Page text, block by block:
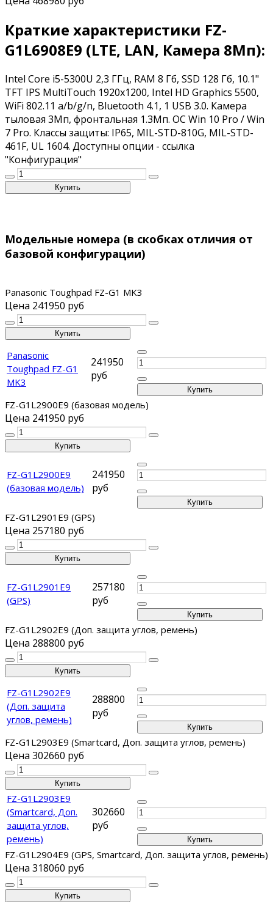
Краткие характеристики FZ-
G1L6908E9 (LTE, LAN, Камера 8Мп):
Intel Core i5-5300U 2,3 ГГц, RAM 8 Гб, SSD 128 Гб, 10.1"
TFT IPS MultiTouch 1920x1200, Intel HD Graphics 5500,
WiFi 802.11 a/b/g/n, Bluetooth 4.1, 1 USB 3.0. Камера
тыловая 3Мп, фронтальная 1.3Мп. OC Win 10 Pro / Win
7 Pro. Классы защиты: IP65, MIL-STD-810G, MIL-STD-
461F, UL 1604. Доступны опции - ссылка
"Конфигурация"
Модельные номера (в скобках отличия от
базовой конфигурации)
Panasonic Toughpad FZ-G1 MK3
Цена 241950 руб
Panasonic
Toughpad FZ-G1
MK3
241950
руб
FZ-G1L2900E9 (базовая модель)
Цена 241950 руб
FZ-G1L2900E9
(базовая модель)
241950
руб
FZ-G1L2901E9 (GPS)
Цена 257180 руб
FZ-G1L2901E9
(GPS)
257180
руб
FZ-G1L2902E9 (Доп. защита углов, ремень)
Цена 288800 руб
FZ-G1L2902E9
(Доп. защита
углов, ремень)
288800
руб
FZ-G1L2903E9 (Smartcard, Доп. защита углов, ремень)
Цена 302660 руб
FZ-G1L2903E9
(Smartcard, Доп.
защита углов,
ремень)
302660
руб
FZ-G1L2904E9 (GPS, Smartcard, Доп. защита углов, ремень)
Цена 318060 руб